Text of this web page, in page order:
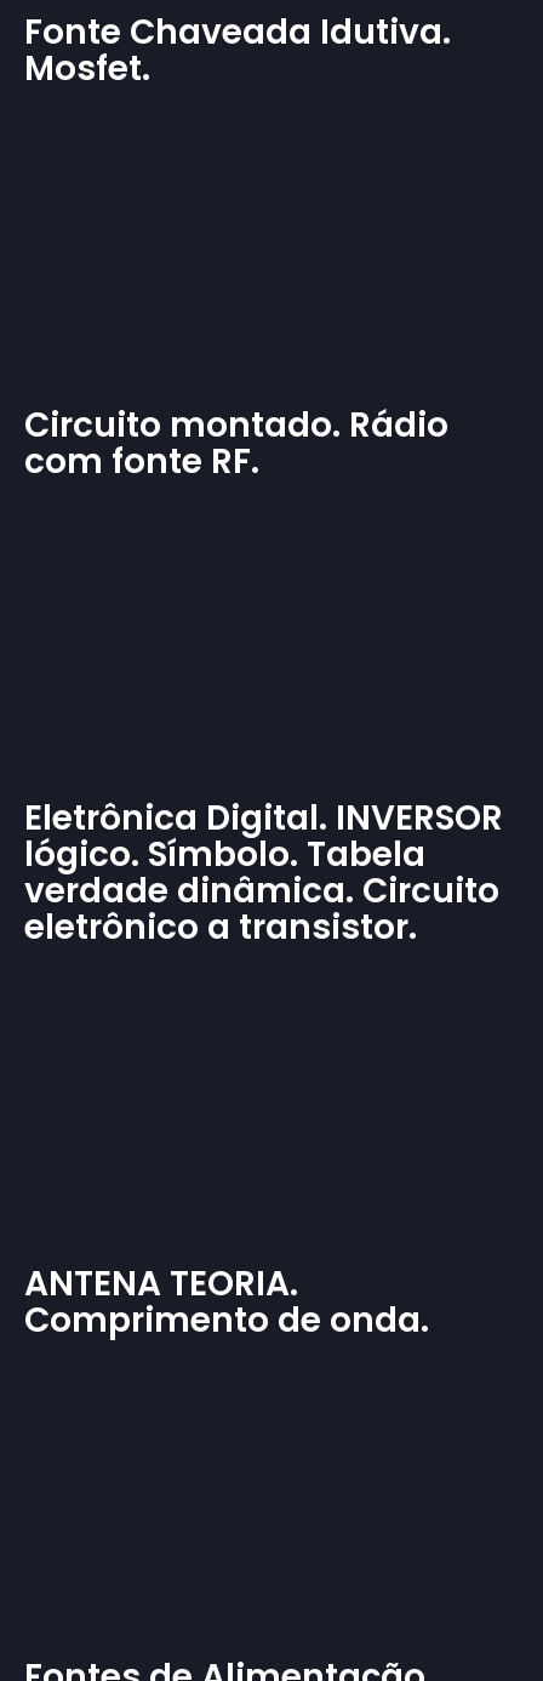
Fonte Chaveada Idutiva.
Mosfet.
Circuito montado. Rádio
com fonte RF.
Eletrônica Digital. INVERSOR
lógico. Símbolo. Tabela
verdade dinâmica. Circuito
eletrônico a transistor.
ANTENA TEORIA.
Comprimento de onda.